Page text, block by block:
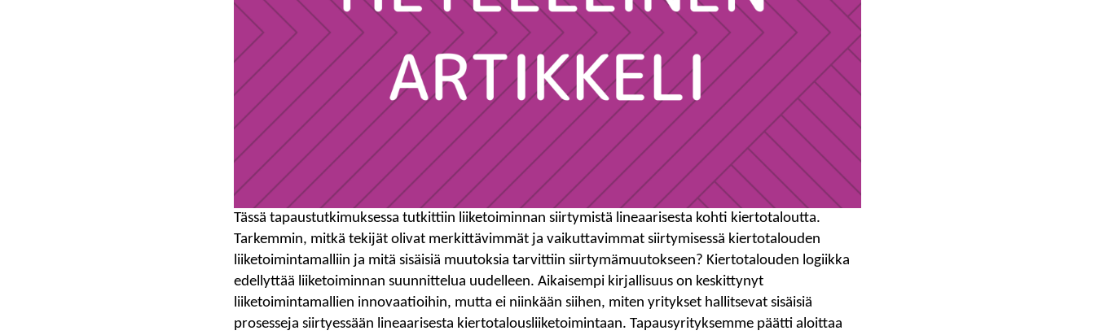
Tässä tapaustutkimuksessa tutkittiin liiketoiminnan siirtymistä lineaarisesta kohti kiertotaloutta.
Tarkemmin, mitkä tekijät olivat merkittävimmät ja vaikuttavimmat siirtymisessä kiertotalouden
liiketoimintamalliin ja mitä sisäisiä muutoksia tarvittiin siirtymämuutokseen? Kiertotalouden logiikka
edellyttää liiketoiminnan suunnittelua uudelleen. Aikaisempi kirjallisuus on keskittynyt
liiketoimintamallien innovaatioihin, mutta ei niinkään siihen, miten yritykset hallitsevat sisäisiä
prosesseja siirtyessään lineaarisesta kiertotalousliiketoimintaan. Tapausyrityksemme päätti aloittaa